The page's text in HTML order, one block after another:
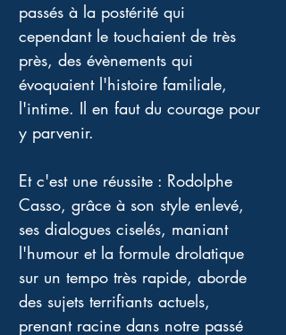
passés à la postérité qui
cependant le touchaient de très
près, des évènements qui
évoquaient l'histoire familiale,
l'intime. Il en faut du courage pour
y parvenir.
Et c'est une réussite : Rodolphe
Casso, grâce à son style enlevé,
ses dialogues ciselés, maniant
l'humour et la formule drolatique
sur un tempo très rapide, aborde
des sujets terrifiants actuels,
prenant racine dans notre passé